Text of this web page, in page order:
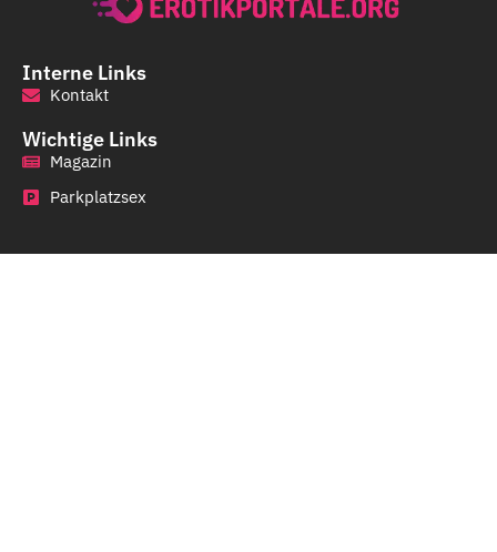
Interne Links
Kontakt
Wichtige Links
Magazin
Parkplatzsex